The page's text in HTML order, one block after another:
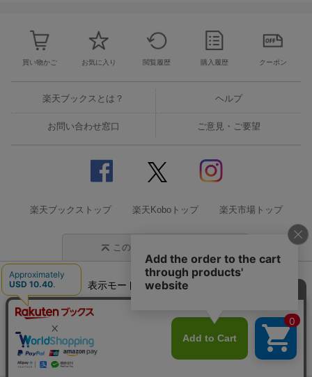
買い物かご お気に入り 閲覧履歴 購入履歴 クーポン
楽天ブックスとは？ ヘルプ
お問い合わせ窓口 ご意見・ご要望
楽天ブックストップ 楽天Koboトップ 楽天市場トップ
このページの先頭に戻る
表示モード モバイル
企業情報 個人情報保護方針
特定商取引法に基づく表記